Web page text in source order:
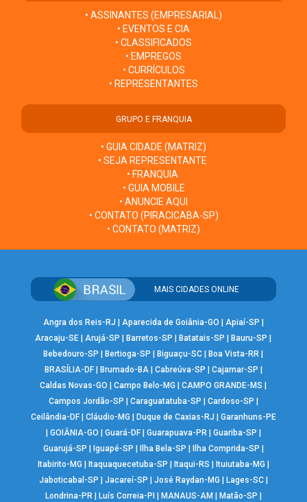
• ASSINANTES (EMPRESARIAL)
• EVENTOS E CIA
• CLASSIFICADOS
• EMPREGOS
• CURRÍCULOS
• REPRESENTANTES
GRUPO E FRANQUIA
• GUIA CIDADE (MATRIZ)
• SEJA REPRESENTANTE
• FRANQUIA
• GUIA MOBILE
• ANUNCIE AQUI
• CONTATO (PIRACICABA-SP)
• CONTATO (MATRIZ)
MAIS CIDADES ONLINE
Angra dos Reis-RJ Aparecida de Goiânia-GO Apiaí-SP
Aracaju-SE |Arujá-SP Barretos-SP Batatais-SP Bauru-SP
Bebedouro-SP
Bertioga-SP Biguaçu-SC Boa Vista-RR
BRASÍLIA-DF| Brumado-BA| Cabreúva-SP Cajamar-SP
Caldas Novas-GO
|Campo Belo-MG |CAMPO GRANDE-MS
Campos Jordão-SP
Caraguatatuba-SP Cardoso-SP
Ceilândia-DF| Cláudio-MG Duque de Caxias-RJ
Garanhuns-PE
GOIÂNIA-GO Guará-DF| Guarapuava-PR| Guariba-SP
Guarujá-SP
Iguapé-SP Ilha Bela-SP Ilha Comprida-SP
Itabirito-MG
Itaquaquecetuba-SP Itaqui-RS Ituiutaba-MG
Jaboticabal-SP
Jacareí-SP José Raydan-MG Lages-SC|
Londrina-PR| Luís Correia-PI MANAUS-AM Matão-SP